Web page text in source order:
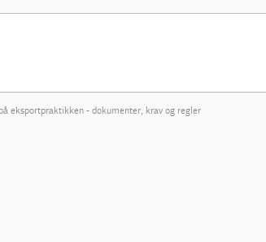
eksportpraktikken - dokumenter, krav og regler